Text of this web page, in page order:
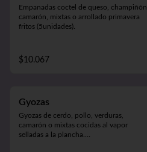
Empanadas coctel de queso, champiñón,
camarón, mixtas o arrollado primavera
fritos (5unidades).
$10.067
Gyozas
Gyozas de cerdo, pollo, verduras,
camarón o mixtas cocidas al vapor
selladas a la plancha.